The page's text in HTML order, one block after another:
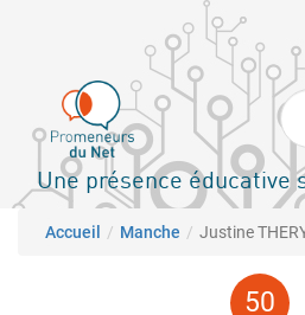
principal
Une présence éducative
Fil d'Ariane
Accueil Manche Justine